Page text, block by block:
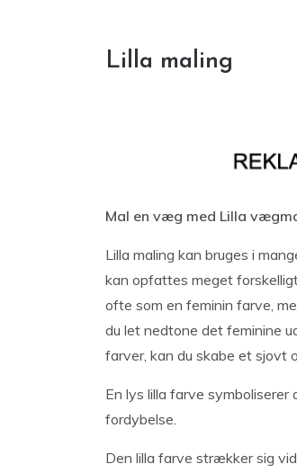
Lilla maling
Mal en væg med Lilla
Lilla maling kan bruges i
kan opfattes meget
ofte som en feminin farve,
du let nedtone det feminine
farver, kan du skabe et sjovt
En lys lilla farve
fordybelse.
Den lilla farve strækker sig